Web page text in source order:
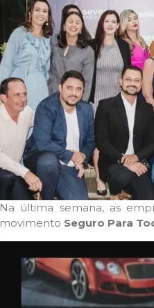
Na última semana, as
movimento Seguro Para